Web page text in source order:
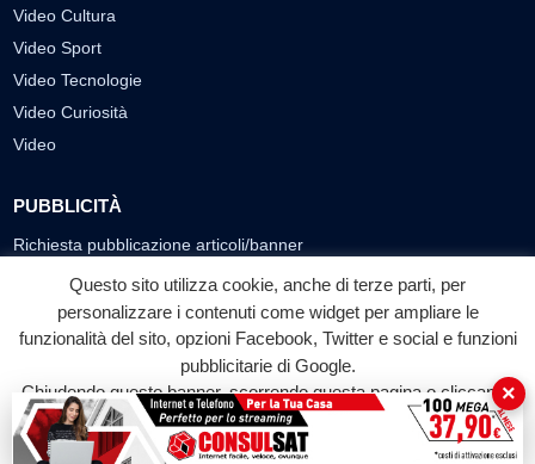
Video Cultura
Video Sport
Video Tecnologie
Video Curiosità
Video
PUBBLICITÀ
Richiesta pubblicazione articoli/banner
SEGUICI SUI SOCIAL
f
Facebook
◎ ▶
YouTube
© 2026 LABTV - Tutti i diritti riservati
Questo sito utilizza cookie, anche di terze parti, per
personalizzare i contenuti come widget per ampliare le
funzionalità del sito, opzioni Facebook, Twitter e social e funzioni
pubblicitarie di Google.
Chiudendo questo banner, scorrendo questa pagina o cliccando
su qualunque suo elemento acconsenti all'uso dei cookie.
Accetta
×